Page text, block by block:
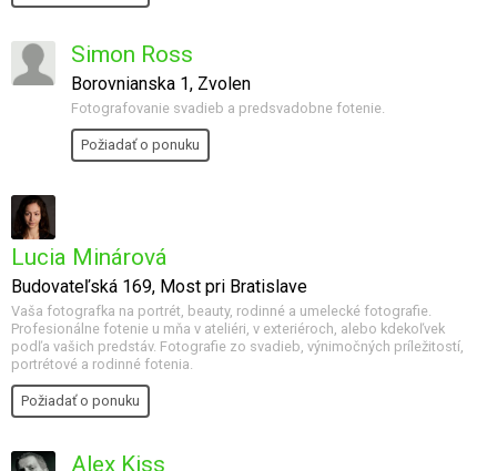
Simon Ross
Borovnianska 1, Zvolen
Fotografovanie svadieb a predsvadobne fotenie.
Požiadať o ponuku
Lucia Minárová
Budovateľská 169, Most pri Bratislave
Vaša fotografka na portrét, beauty, rodinné a umelecké fotografie.
Profesionálne fotenie u mňa v ateliéri, v exteriéroch, alebo kdekoľvek
podľa vašich predstáv. Fotografie zo svadieb, výnimočných príležitostí,
portrétové a rodinné fotenia.
Požiadať o ponuku
Alex Kiss